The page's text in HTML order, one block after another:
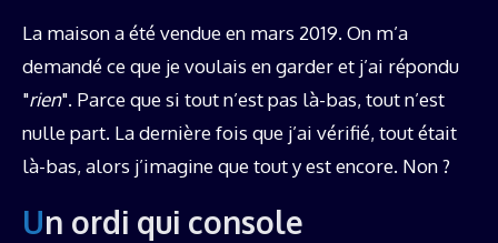
La maison a été vendue en mars 2019. On m’a
demandé ce que je voulais en garder et j’ai répondu
"rien". Parce que si tout n’est pas là-bas, tout n’est
nulle part. La dernière fois que j’ai vérifié, tout était
là-bas, alors j’imagine que tout y est encore. Non ?
Un ordi qui console